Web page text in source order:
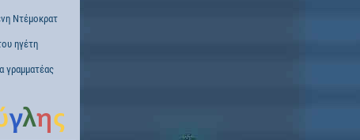
Ντέμοκρατ
ηγέτη
γραμματέας